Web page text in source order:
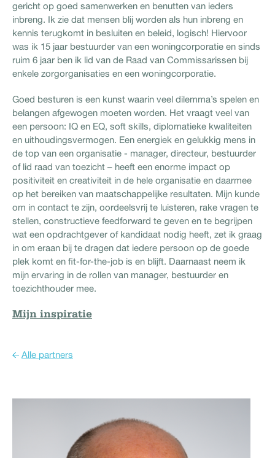
gericht op goed samenwerken en benutten van ieders
inbreng. Ik zie dat mensen blij worden als hun inbreng en
kennis terugkomt in besluiten en beleid, logisch! Hiervoor
was ik 15 jaar bestuurder van een woningcorporatie en sinds
ruim 6 jaar ben ik lid van de Raad van Commissarissen bij
enkele zorgorganisaties en een woningcorporatie.
Goed besturen is een kunst waarin veel dilemma’s spelen en
belangen afgewogen moeten worden. Het vraagt veel van
een persoon: IQ en EQ, soft skills, diplomatieke kwaliteiten
en uithoudingsvermogen. Een energiek en gelukkig mens in
de top van een organisatie - manager, directeur, bestuurder
of lid raad van toezicht – heeft een enorme impact op
positiviteit en creativiteit in de hele organisatie en daarmee
op het bereiken van maatschappelijke resultaten. Mijn kunde
om in contact te zijn, oordeelsvrij te luisteren, rake vragen te
stellen, constructieve feedforward te geven en te begrijpen
wat een opdrachtgever of kandidaat nodig heeft, zet ik graag
in om eraan bij te dragen dat iedere persoon op de goede
plek komt en fit-for-the-job is en blijft. Daarnaast neem ik
mijn ervaring in de rollen van manager, bestuurder en
toezichthouder mee.
Mijn inspiratie
Alle partners
06 - 51 66 66 69